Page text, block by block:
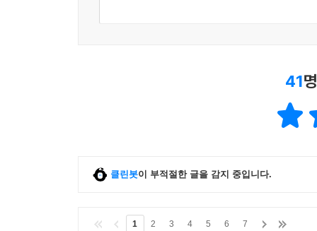
41
클린봇이 부적절한 글을 감지 중입니다.
1 2 3 4 5 6 7